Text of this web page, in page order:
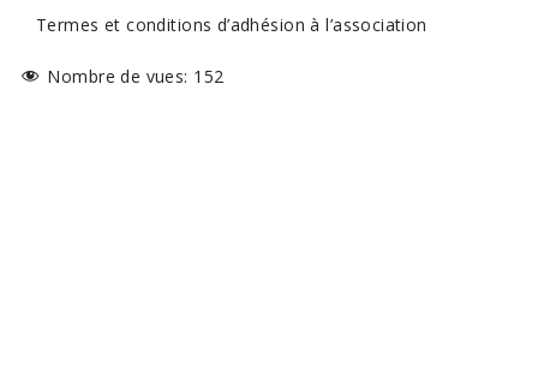
Termes et conditions d’adhésion à l’association
Nombre de vues: 152